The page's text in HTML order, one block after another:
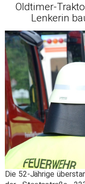
Oldtimer-
Lenkerin
Die 52-Jährige